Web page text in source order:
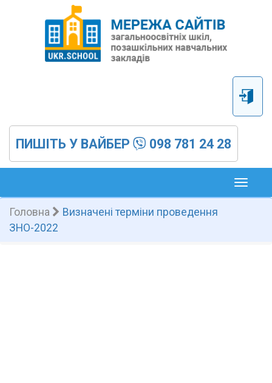
ПИШІТЬ У ВАЙБЕР 098 781 24 28
Toggle
Головна
Визначені терміни проведення
ЗНО-2022